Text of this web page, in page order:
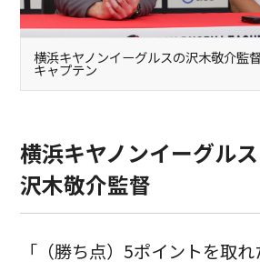
横浜キヤノンイーグルスの沢木敬介監
キャプテン
横浜キヤノンイーグルス
沢木敬介監督
「（勝ち点）5ポイントを取